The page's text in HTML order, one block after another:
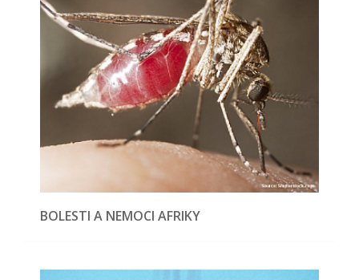
BOLESTI A NEMOCI AFRIKY